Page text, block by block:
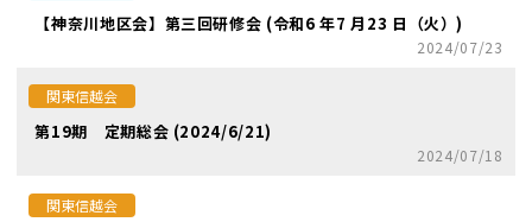
【神奈川地区会】第三回研修会 (令和6 年7 月23 日（火）)
2024/07/23
関東信越会
第19期 定期総会 (2024/6/21)
2024/07/18
関東信越会